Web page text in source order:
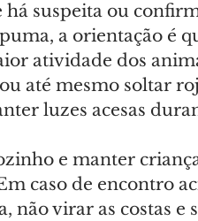
há suspeita ou
a orientação é
atividade dos
até mesmo soltar
luzes acesas
e manter
caso de encontro
não virar as costas